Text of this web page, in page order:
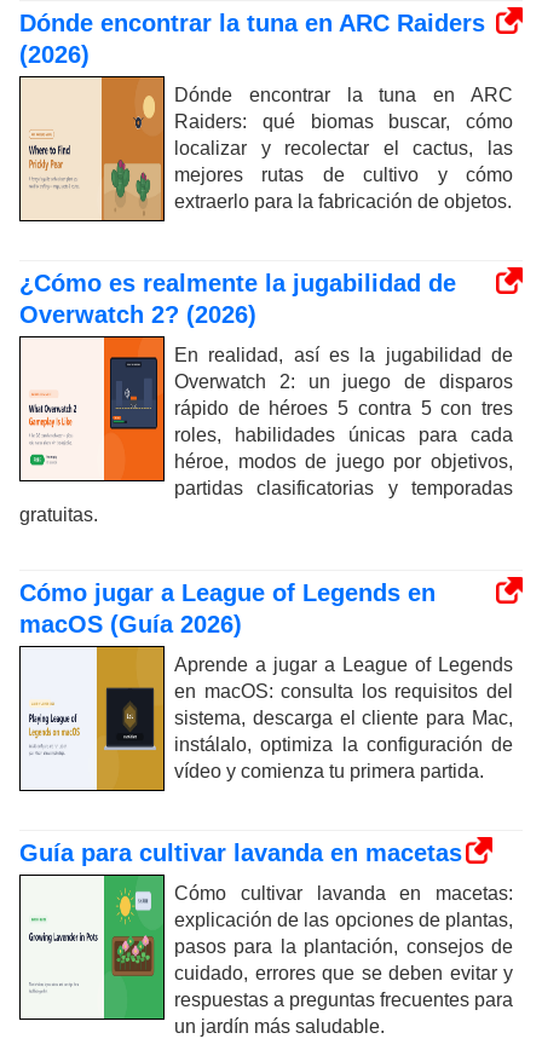
Dónde encontrar la tuna en ARC Raiders
(2026)
Dónde encontrar la tuna en ARC
Raiders: qué biomas buscar, cómo
localizar y recolectar el cactus, las
mejores rutas de cultivo y cómo
extraerlo para la fabricación de objetos.
¿Cómo es realmente la jugabilidad de
Overwatch 2? (2026)
En realidad, así es la jugabilidad de
Overwatch 2: un juego de disparos
rápido de héroes 5 contra 5 con tres
roles, habilidades únicas para cada
héroe, modos de juego por objetivos,
partidas clasificatorias y temporadas
gratuitas.
Cómo jugar a League of Legends en
macOS (Guía 2026)
Aprende a jugar a League of Legends
en macOS: consulta los requisitos del
sistema, descarga el cliente para Mac,
instálalo, optimiza la configuración de
vídeo y comienza tu primera partida.
Guía para cultivar lavanda en macetas
Cómo cultivar lavanda en macetas:
explicación de las opciones de plantas,
pasos para la plantación, consejos de
cuidado, errores que se deben evitar y
respuestas a preguntas frecuentes para
un jardín más saludable.